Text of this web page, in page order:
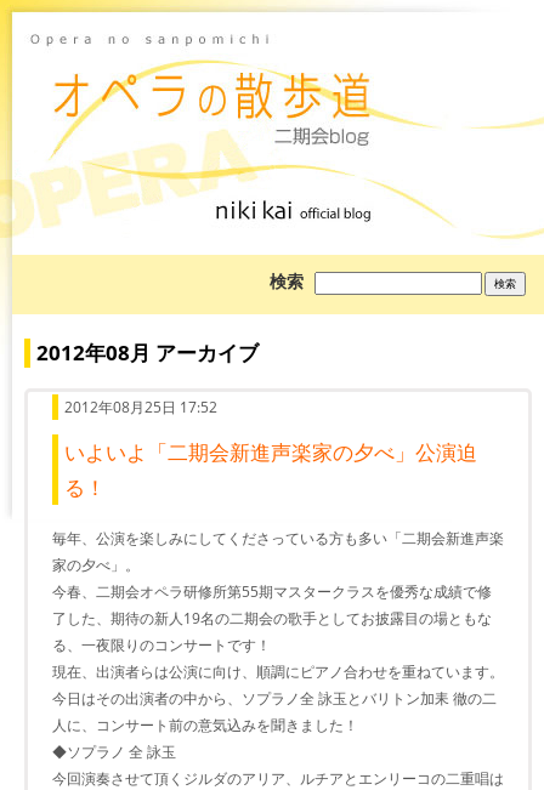
検索
を
2012年08月 アーカイブ
2012年08月25日 17:52
いよいよ「二期会新進声楽家の夕べ」公演迫
る！
毎年、公演を楽しみにしてくださっている方も多い「二期会新進声楽
家の夕べ」。
今春、二期会オペラ研修所第55期マスタークラスを優秀な成績で修
了した、期待の新人19名の二期会の歌手としてお披露目の場ともな
る、一夜限りのコンサートです！
現在、出演者らは公演に向け、順調にピアノ合わせを重ねています。
今日はその出演者の中から、ソプラノ全 詠玉とバリトン加耒 徹の二
人に、コンサート前の意気込みを聞きました！
◆ソプラノ 全 詠玉
今回演奏させて頂くジルダのアリア、ルチアとエンリーコの二重唱は